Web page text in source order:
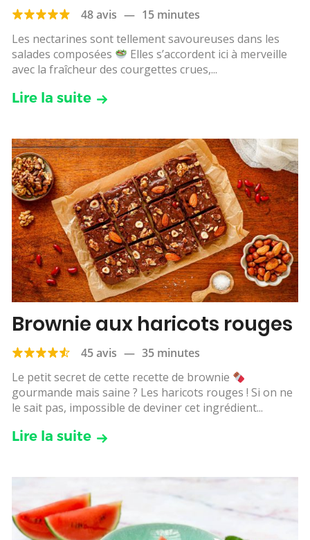
48 avis — 15 minutes
Les nectarines sont tellement savoureuses dans les
salades composées
Elles s’accordent ici à merveille
avec la fraîcheur des courgettes crues,...
Lire la suite
Brownie aux haricots rouges
45 avis — 35 minutes
Le petit secret de cette recette de brownie
gourmande mais saine ? Les haricots rouges ! Si on ne
le sait pas, impossible de deviner cet ingrédient...
Lire la suite